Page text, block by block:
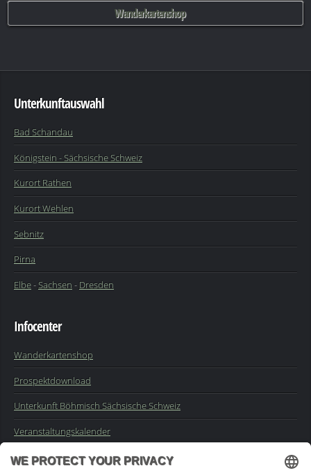
Wanderkartenshop
Unterkunftauswahl
Bad Schandau
Königstein - Sächsische Schweiz
Kurort Rathen
Kurort Wehlen
Sebnitz
Pirna
Elbe-Sachsen - Dresden
Infocenter
Wanderkartenshop
Prospektdownload
Unterkunft Böhmisch Sächsische Schweiz
Veranstaltungskalender